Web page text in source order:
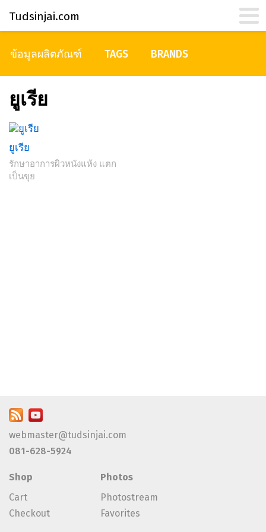
Tudsinjai.com
ข้อมูลผลิตภัณฑ์ TAGS BRANDS
ยูเรีย
ยูเรีย
รักษาอาการผิวหนังแห้ง แตก
เป็นขุย
webmaster@tudsinjai.com
081-628-5924
Shop
Cart
Checkout
Photos
Photostream
Favorites